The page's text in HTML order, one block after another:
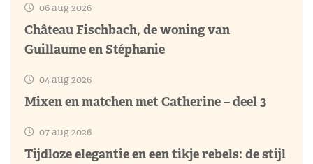
06 aug 2026
Château Fischbach, de woning van
Guillaume en Stéphanie
04 aug 2026
Mixen en matchen met Catherine – deel 3
07 aug 2026
Tijdloze elegantie en een tikje rebels: de stijl